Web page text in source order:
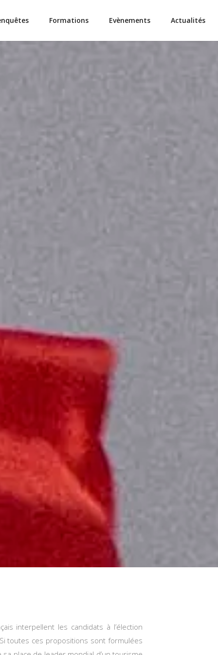
Formations Evènements Actualités
interpellent les candidats à l’élection
toutes ces propositions sont formulées